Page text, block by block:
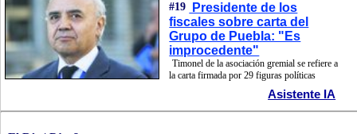
#19
Presidente de los
fiscales sobre carta del
Grupo de Puebla: "Es
improcedente"
Timonel de la asociación gremial se refiere a
la carta firmada por 29 figuras políticas
Asistente IA